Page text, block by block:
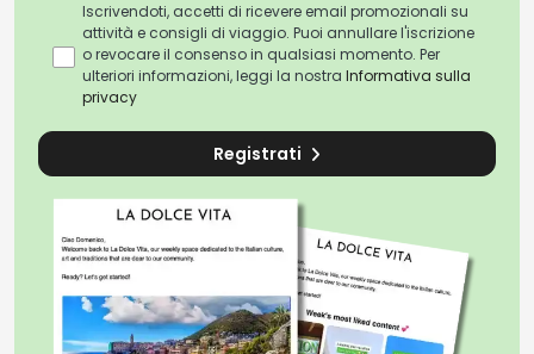
Iscrivendoti, accetti di ricevere email promozionali su
attività e consigli di viaggio. Puoi annullare l'iscrizione
o revocare il consenso in qualsiasi momento. Per
ulteriori informazioni, leggi la nostra Informativa sulla
privacy
Registrati